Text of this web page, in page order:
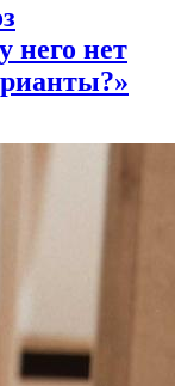
него нет